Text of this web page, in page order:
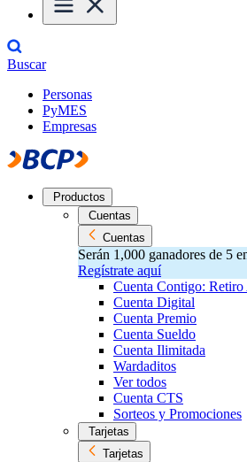
Buscar
Personas
PyMES
Empresas
Productos
Cuentas
Cuentas
Serán 1,000 ganadores de 5
Regístrate aquí
Cuenta Contigo: Retiro
Cuenta Digital
Cuenta Premio
Cuenta Sueldo
Cuenta Ilimitada
Wardaditos
Ver todos
Cuenta CTS
Sorteos y Promociones
Tarjetas
Tarjetas